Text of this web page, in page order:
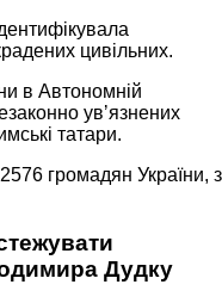
цивільних.
в Автономній
увʼязнених
татари.
громадян України, з
Дудку